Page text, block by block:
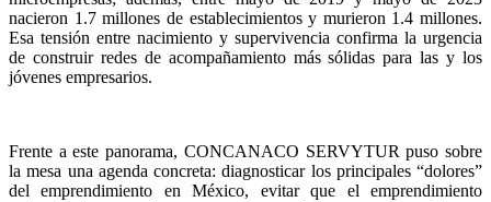
nacieron 1.7 millones de establecimientos y murieron 1.4 millones.
Esa tensión entre nacimiento y supervivencia confirma la urgencia
de construir redes de acompañamiento más sólidas para las y los
jóvenes empresarios.
Frente a este panorama, CONCANACO SERVYTUR puso sobre
la mesa una agenda concreta: diagnosticar los principales “dolores”
del emprendimiento en México, evitar que el emprendimiento